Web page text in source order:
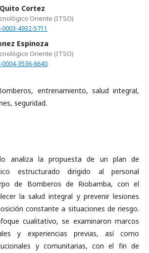
Cortez
Oriente (ITSO)
4932-5711
Espinoza
Oriente (ITSO)
3536-6640
entrenamiento, salud integral,
seguridad.
analiza la propuesta de un plan de
estructurado dirigido al personal
de Bomberos de Riobamba, con el
la salud integral y prevenir lesiones
constante a situaciones de riesgo.
cualitativo, se examinaron marcos
y experiencias previas, así como
y comunitarias, con el fin de